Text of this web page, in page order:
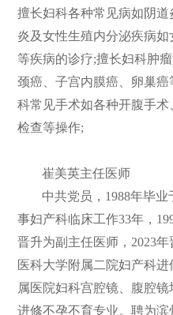
擅长妇科各种常见病如阴
炎及女性生殖内分泌疾病
等疾病的诊疗;擅长妇科肿
颈癌、子宫内膜癌、卵巢
科常见手术如各种开腹手
检查等操作;
崔美英主任医师
中共党员，1988年毕
事妇产科临床工作33年，
晋升为副主任医师，2023
医科大学附属二院妇产科
属医院妇科宫腔镜、腹腔
进修不孕不育专业。聘为